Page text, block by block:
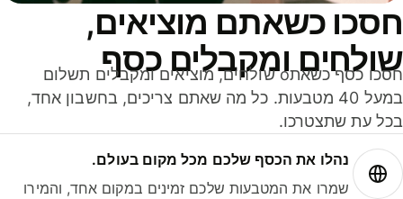
כשאתם מוציאים,
ומקבלים כסף
חסכו כסף כשאתo שולחים, מוציאים ומקבלים תשלום
במעל 40 מטבעות. כל מה שאתם צריכים, בחשבון אחד,
עת שתצטרכו.
נהלו את הכסף שלכם מכל מקום בעולם.
שמרו את המטבעות שלכם זמינים במקום אחד, והמירו